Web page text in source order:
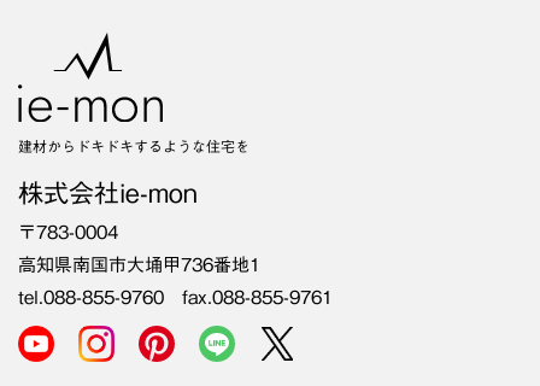
建材からドキドキするような住宅を
株式会社ie-mon
〒783-0004
高知県南国市大埇甲736番地1
tel.088-855-9760 fax.088-855-9761